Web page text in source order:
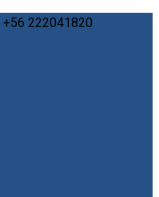
+56 222041820